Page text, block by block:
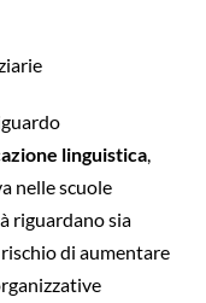
linguistica,
nelle scuole
riguardano sia
rischio di aumentare